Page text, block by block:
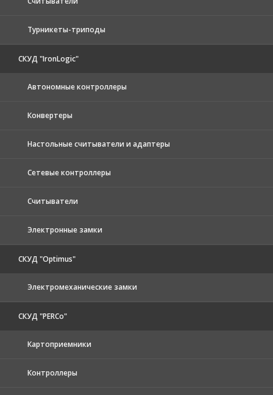
Турникеты-триподы
СКУД "IronLogic"
Автономные контроллеры
Конвертеры
Настольные считыватели и адаптеры
Сетевые контроллеры
Считыватели
Электронные замки
СКУД "Optimus"
Электромеханические замки
СКУД "PERCo"
Картоприемники
Контроллеры